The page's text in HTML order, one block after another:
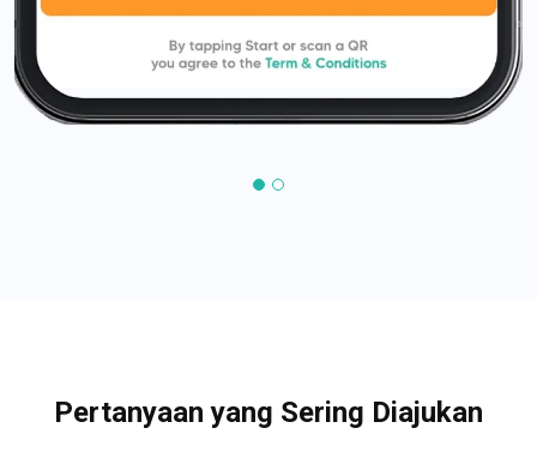
Pertanyaan yang Sering Diajukan